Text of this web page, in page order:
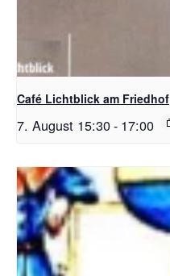
Café Lichtblick am Friedhof
7. August 15:30- 17:00